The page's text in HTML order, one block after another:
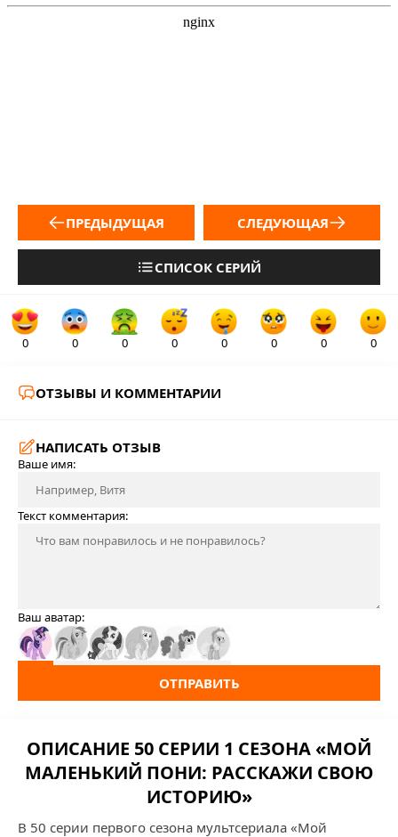
ПРЕДЫДУЩАЯ
СПИСОК СЕРИЙ
СЛЕДУЮЩАЯ
0 0 0 0 0 0 0 0
ОТЗЫВЫ И КОММЕНТАРИИ
НАПИСАТЬ ОТЗЫВ
Ваше имя:
Текст комментария:
Ваш аватар:
ОТПРАВИТЬ
ОПИСАНИЕ 50 СЕРИИ 1 СЕЗОНА «МОЙ
МАЛЕНЬКИЙ ПОНИ: РАССКАЖИ СВОЮ
ИСТОРИЮ»
В 50 серии первого сезона мультсериала «Мой